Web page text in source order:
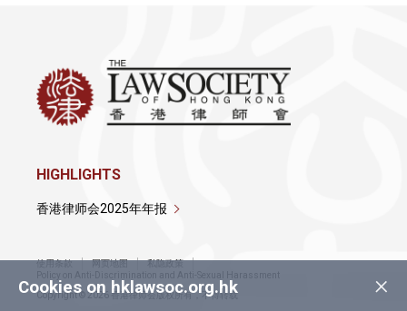
×
Cookies on hklawsoc.org.hk
HIGHLIGHTS
香港律师会2025年年报
使用条款 网页地图
私隐政策
Policy on Anti-Discrimination and Anti-Sexual Harassment
Copyright © 2026 香港律师会版权所有，不得转载